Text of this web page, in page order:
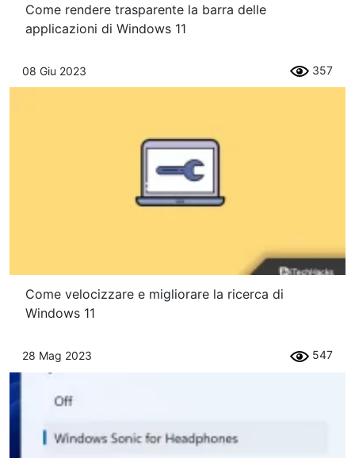
Come rendere trasparente la barra delle
applicazioni di Windows 11
08 Giu 2023 357
Come velocizzare e migliorare la ricerca di
Windows 11
28 Mag 2023 547